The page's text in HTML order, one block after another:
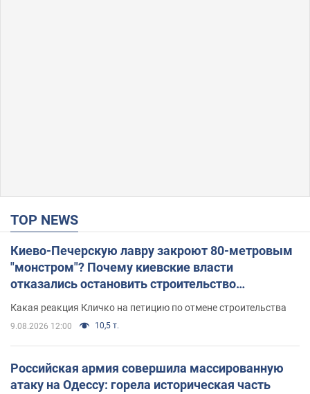
TOP NEWS
Киево-Печерскую лавру закроют 80-метровым
"монстром"? Почему киевские власти
отказались остановить строительство
небоскреба "московского верующего"
Какая реакция Кличко на петицию по отмене строительства
9.08.2026 12:00 10,5 т.
Российская армия совершила массированную
атаку на Одессу: горела историческая часть